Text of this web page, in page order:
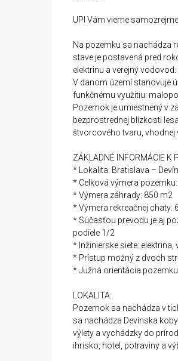
UPI Vám vieme
Na pozemku sa nachádza
stave je postavená pred
elektrinu a verejný
V danom území stanovuje
funkčnému využitiu:
Pozemok je umiestnený v
bezprostrednej blízkosti
štvorcového tvaru, vhodnej
ZÁKLADNÉ INFORMÁCIE K
* Lokalita: Bratislava – Devín
* Celková výmera
* Výmera záhrady: 850 m2
* Výmera rekreačnej chaty:
* Súčasťou prevodu je aj
podiele 1/2
* Inžinierske siete:
* Prístup možný z dvoch
* Južná orientácia pozemku
LOKALITA:
Pozemok sa nachádza v
sa nachádza Devínska
výlety a vychádzky do
ihrisko, hotel, potraviny a